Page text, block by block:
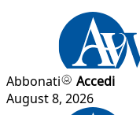
Abbonati
Accedi
August 8, 2026